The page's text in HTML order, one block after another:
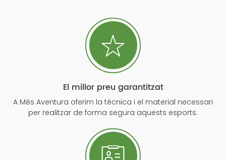
El millor preu garantitzat
A Més Aventura oferim la tècnica i el material necessari
per realitzar de forma segura aquests esports.